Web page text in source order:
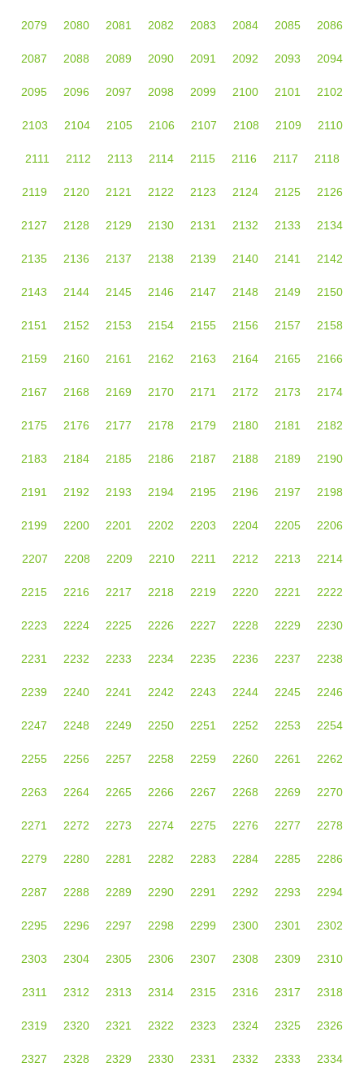
2079 2080 2081 2082 2083 2084 2085 2086
2087 2088 2089 2090 2091 2092 2093 2094
2095 2096 2097 2098 2099 2100 2101 2102
2103 2104 2105 2106 2107 2108 2109 2110
2111 2112 2113 2114 2115 2116 2117 2118
2119 2120 2121 2122 2123 2124 2125 2126
2127 2128 2129 2130 2131 2132 2133 2134
2135 2136 2137 2138 2139 2140 2141 2142
2143 2144 2145 2146 2147 2148 2149 2150
2151 2152 2153 2154 2155 2156 2157 2158
2159 2160 2161 2162 2163 2164 2165 2166
2167 2168 2169 2170 2171 2172 2173 2174
2175 2176 2177 2178 2179 2180 2181 2182
2183 2184 2185 2186 2187 2188 2189 2190
2191 2192 2193 2194 2195 2196 2197 2198
2199 2200 2201 2202 2203 2204 2205 2206
2207 2208 2209 2210 2211 2212 2213 2214
2215 2216 2217 2218 2219 2220 2221 2222
2223 2224 2225 2226 2227 2228 2229 2230
2231 2232 2233 2234 2235 2236 2237 2238
2239 2240 2241 2242 2243 2244 2245 2246
2247 2248 2249 2250 2251 2252 2253 2254
2255 2256 2257 2258 2259 2260 2261 2262
2263 2264 2265 2266 2267 2268 2269 2270
2271 2272 2273 2274 2275 2276 2277 2278
2279 2280 2281 2282 2283 2284 2285 2286
2287 2288 2289 2290 2291 2292 2293 2294
2295 2296 2297 2298 2299 2300 2301 2302
2303 2304 2305 2306 2307 2308 2309 2310
2311 2312 2313 2314 2315 2316 2317 2318
2319 2320 2321 2322 2323 2324 2325 2326
2327 2328 2329 2330 2331 2332 2333 2334